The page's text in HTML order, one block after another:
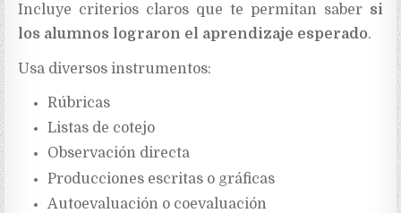
Incluye criterios claros que te permitan saber si
los alumnos lograron el aprendizaje esperado.
Usa diversos instrumentos:
Rúbricas
Listas de cotejo
Observación directa
Producciones escritas o gráficas
Autoevaluación o coevaluación